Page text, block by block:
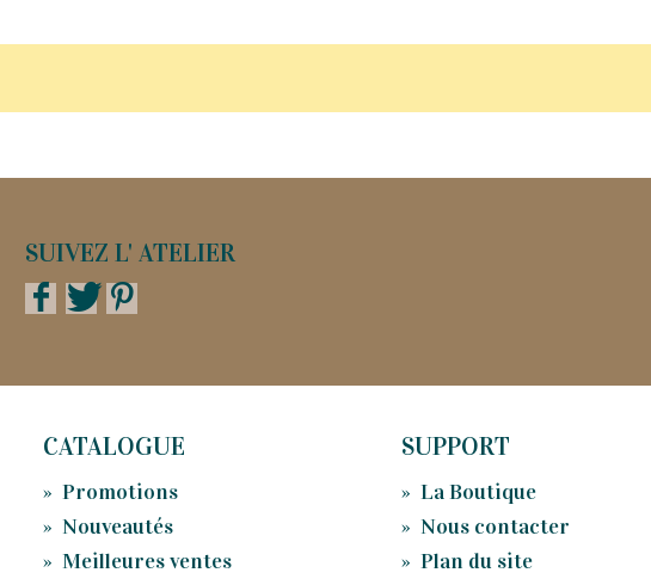
SUIVEZ L' ATELIER
CATALOGUE
» Promotions
» Nouveautés
» Meilleures ventes
SUPPORT
» La Boutique
» Nous contacter
» Plan du site